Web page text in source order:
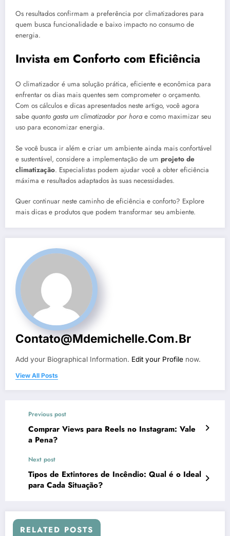
Os resultados confirmam a preferência por climatizadores para
quem busca funcionalidade e baixo impacto no consumo de
energia.
Invista em Conforto com Eficiência
O climatizador é uma solução prática, eficiente e econômica para
enfrentar os dias mais quentes sem comprometer o orçamento.
Com os cálculos e dicas apresentados neste artigo, você agora
sabe quanto gasta um climatizador por horae como maximizar seu
uso para economizar energia.
Se você busca ir além e criar um ambiente ainda mais confortável
e sustentável, considere a implementação de um projeto de
climatização. Especialistas podem ajudar você a obter eficiência
máxima e resultados adaptados às suas necessidades.
Quer continuar neste caminho de eficiência e conforto? Explore
mais dicas e produtos que podem transformar seu ambiente.
Contato@mdemichelle.com.br
Add your Biographical Information. Edit your Profile now.
View All Posts
Previous post
Comprar Views para Reels no Instagram: Vale
a Pena?
Next post
Tipos de Extintores de Incêndio: Qual é o Ideal
para Cada Situação?
RELATED POSTS